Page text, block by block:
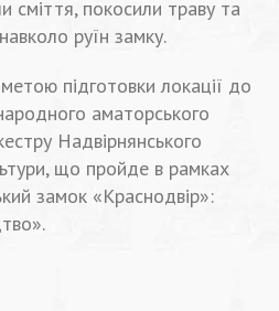
сміття, покосили траву та
руїн замку.
підготовки локації до
аматорського
Надвірнянського
що пройде в рамках
замок «Краснодвір»: